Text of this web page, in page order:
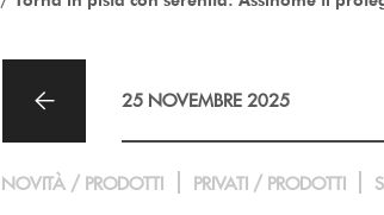
25 NOVEMBRE 2025
NOVITÀ / PRODOTTI PRIVATI / PRODOTTI